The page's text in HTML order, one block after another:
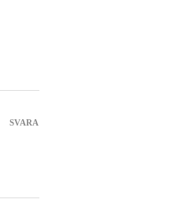
SVARA